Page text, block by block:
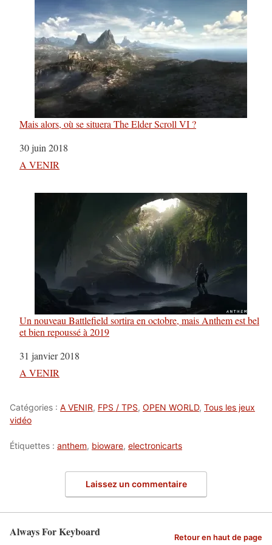
Mais alors, où se situera The Elder Scroll VI ?
Date
30 juin 2018
Par rapport à
A VENIR
Un nouveau Battlefield sortira en octobre, mais Anthem est bel
et bien repoussé à 2019
Date
31 janvier 2018
Par rapport à
A VENIR
Catégories : A VENIR, FPS / TPS, OPEN WORLD, Tous les jeux
vidéo
Étiquettes : anthem, bioware, electronicarts
Laissez un commentaire
Always For Keyboard Retour en haut de page